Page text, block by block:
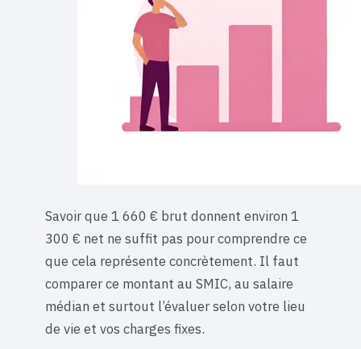
Savoir que 1 660 € brut donnent environ 1
300 € net ne suffit pas pour comprendre ce
que cela représente concrètement. Il faut
comparer ce montant au SMIC, au salaire
médian et surtout l’évaluer selon votre lieu
de vie et vos charges fixes.